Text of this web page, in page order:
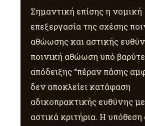
Σημαντική επίσης η νομική
επεξεργασία της σχέσης
αθώωσης και αστικής
ποινική αθώωση υπό
απόδειξης “πέραν πάσης
δεν αποκλείει κατάφαση
αδικοπρακτικής ευθύνης
αστικά κριτήρια. Η υπόθεση